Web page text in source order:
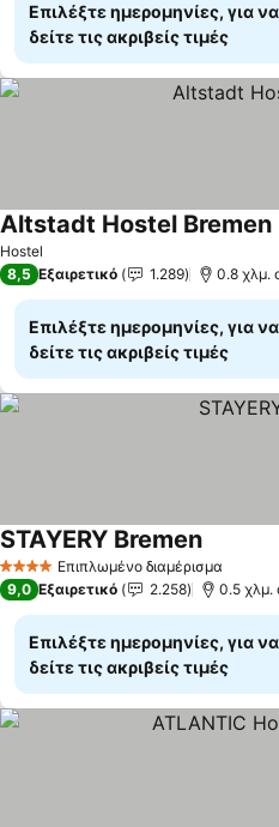
Επιλέξτε ημερομηνίες, για να
δείτε τις ακριβείς τιμές
Hostel
Altstadt Hostel Bremen
8,5 Εξαιρετικό 1.289 0.8 χλμ.
Επιλέξτε ημερομηνίες, για να
δείτε τις ακριβείς τιμές
4 ΑστέριαΕπιπλωμένο διαμέρισμα
STAYERY Bremen
9,0 Εξαιρετικό 2.258 0.5 χλμ.
Επιλέξτε ημερομηνίες, για να
δείτε τις ακριβείς τιμές